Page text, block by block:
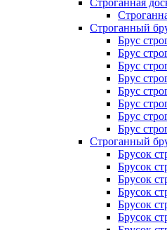
Строганная
Строганный
Брус
Брус
Брус
Брус
Брус
Брус
Брус
Брус
Строганный
Брусок
Брусок
Брусок
Брусок
Брусок
Брусок